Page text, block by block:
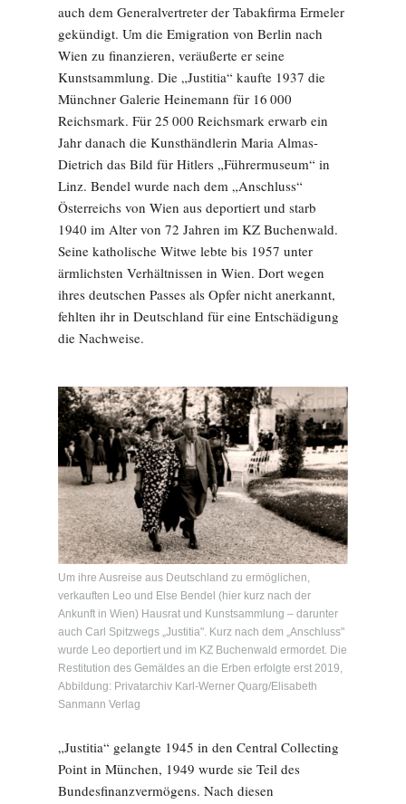
auch dem Generalvertreter der Tabakfirma Ermeler
gekündigt. Um die Emigration von Berlin nach
Wien zu finanzieren, veräußerte er seine
Kunstsammlung. Die „Justitia“ kaufte 1937 die
Münchner Galerie Heinemann für 16 000
Reichsmark. Für 25 000 Reichsmark erwarb ein
Jahr danach die Kunsthändlerin Maria Almas-
Dietrich das Bild für Hitlers „Führermuseum“ in
Linz. Bendel wurde nach dem „Anschluss“
Österreichs von Wien aus deportiert und starb
1940 im Alter von 72 Jahren im KZ Buchenwald.
Seine katholische Witwe lebte bis 1957 unter
ärmlichsten Verhältnissen in Wien. Dort wegen
ihres deutschen Passes als Opfer nicht anerkannt,
fehlten ihr in Deutschland für eine Entschädigung
die Nachweise.
Um ihre Ausreise aus Deutschland zu ermöglichen,
verkauften Leo und Else Bendel (hier kurz nach der
Ankunft in Wien) Hausrat und Kunstsammlung – darunter
auch Carl Spitzwegs „Justitia". Kurz nach dem „Anschluss"
wurde Leo deportiert und im KZ Buchenwald ermordet. Die
Restitution des Gemäldes an die Erben erfolgte erst 2019,
Abbildung: Privatarchiv Karl-Werner Quarg/Elisabeth
Sanmann Verlag
„Justitia“ gelangte 1945 in den Central Collecting
Point in München, 1949 wurde sie Teil des
Bundesfinanzvermögens. Nach diesen